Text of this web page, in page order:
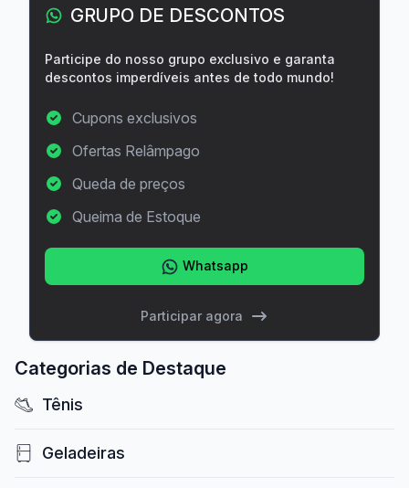
GRUPO DE DESCONTOS
Participe do nosso grupo exclusivo e garanta
descontos imperdíveis antes de todo mundo!
Cupons exclusivos
Ofertas Relâmpago
Queda de preços
Queima de Estoque
Whatsapp
Participar agora
Categorias de Destaque
Tênis
Geladeiras